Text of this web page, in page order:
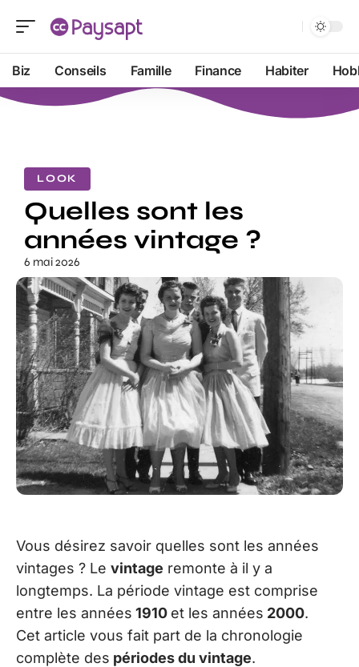
Biz Conseils Famille Finance Habiter
LOOK
Quelles sont les
années vintage ?
6 mai 2026
Vous désirez savoir quelles sont les années
vintages ? Le vintage remonte à il y a
longtemps. La période vintage est comprise
entre les années 1910 et les années 2000.
Cet article vous fait part de la chronologie
complète des périodes du vintage.